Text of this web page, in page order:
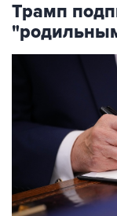
Трамп